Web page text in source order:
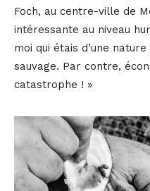
Foch, au centre-ville de
intéressante au niveau
moi qui étais d’une
sauvage. Par contre,
catastrophe ! »